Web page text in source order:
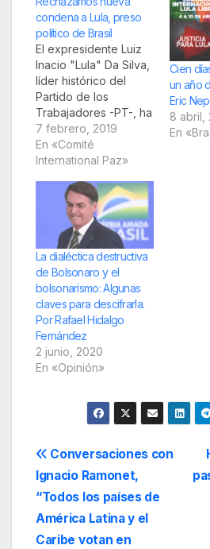
condena a Lula, preso
político de Brasil
El expresidente Luiz
Inacio "Lula" Da Silva,
líder histórico del
Partido de los
Trabajadores -PT-, ha
sido condenado en
una nueva causa a 12
años y 11 meses de
evidencia alguna se le
acusa de corrupción
pasiva por las
reformas realizadas
en una casa de
campo que…
7 febrero, 2019
En «Comité
International Paz»
Cien
un año
Eric
8 abril,
En
La dialéctica destructiva
de Bolsonaro y el
bolsonarismo: Algunas
claves para descifrarla.
Por Rafael Hidalgo
Fernández
2 junio, 2020
En «Opinión»
Navegación
de
entradas
Conversaciones con
Ignacio Ramonet,
“Todos los países de
América Latina y el
Caribe votan en